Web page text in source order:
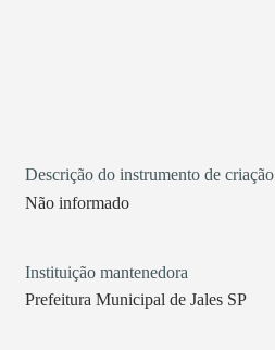
Descrição do instrumento de criação
Não informado
Instituição mantenedora
Prefeitura Municipal de Jales SP